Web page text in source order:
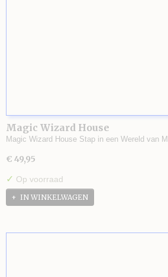
Magic Wizard House
Magic Wizard House Stap in een Wereld van
€ 49,95
✓ Op voorraad
IN WINKELWAGEN